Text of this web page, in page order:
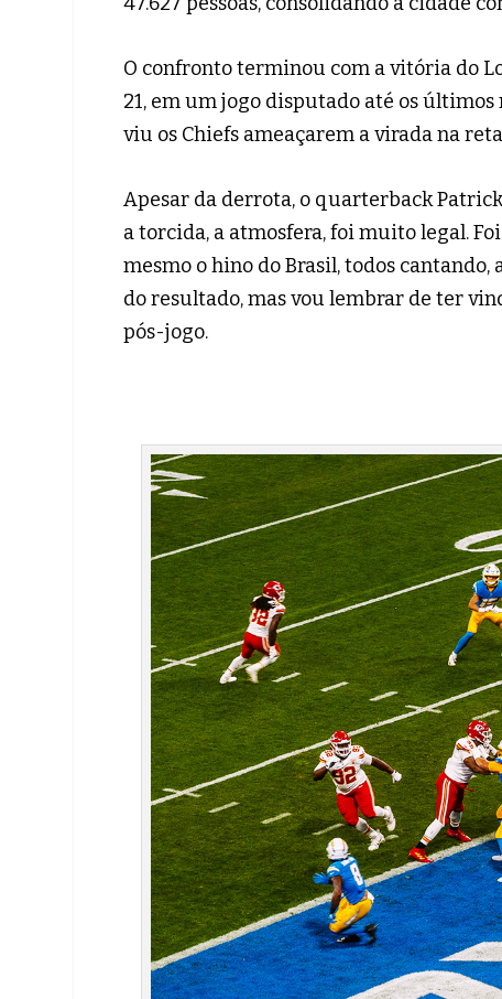
O confronto terminou com a vitória do
21, em um jogo disputado até os
viu os Chiefs ameaçarem a virada na
Apesar da derrota, o quarterback
a torcida, a atmosfera, foi muito legal.
mesmo o hino do Brasil, todos
do resultado, mas vou lembrar de ter
pós-jogo.